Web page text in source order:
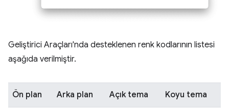
Geliştirici Araçları'nda desteklenen renk kodlarının listesi
aşağıda verilmiştir.
Ön plan Arka plan Açık tema Koyu tema